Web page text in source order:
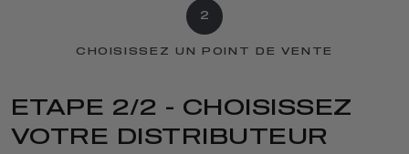
2
CHOISISSEZ UN POINT DE VENTE
ETAPE 2/2 - CHOISISSEZ
VOTRE DISTRIBUTEUR